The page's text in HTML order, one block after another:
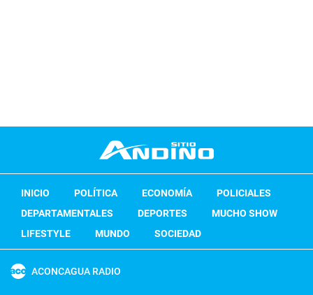
INICIO POLÍTICA ECONOMÍA
POLICIALES
DEPARTAMENTALES
DEPORTES
MUCHO SHOW
LIFESTYLE
MUNDO SOCIEDAD
ACONCAGUA RADIO